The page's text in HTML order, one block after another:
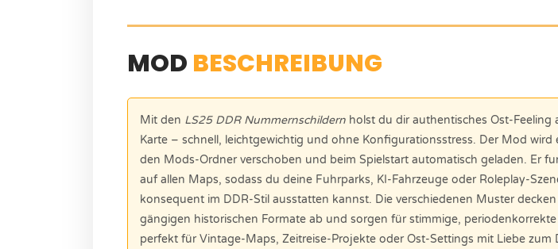
MOD BESCHREIBUNG
Mit den LS25 DDR Nummernschildern holst du dir authentisches Ost-Feeling
Karte – schnell, leichtgewichtig und ohne Konfigurationsstress. Der Mod wird
den Mods-Ordner verschoben und beim Spielstart automatisch geladen. Er
auf allen Maps, sodass du deine Fuhrparks, KI-Fahrzeuge oder Roleplay-
konsequent im DDR-Stil ausstatten kannst. Die verschiedenen Muster
gängigen historischen Formate ab und sorgen für stimmige,
perfekt für Vintage-Maps, Zeitreise-Projekte oder Ost-Settings mit Liebe zum